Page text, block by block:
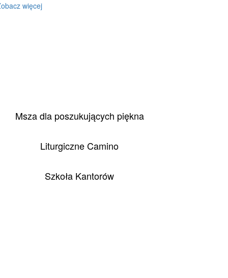
więcej
Msza dla poszukujących piękna
Liturgiczne Camino
Szkoła Kantorów